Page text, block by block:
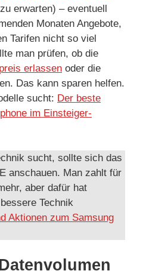
erwarten) – eventuell
Monaten Angebote,
Tarifen nicht so viel
man prüfen, ob die
erlassen oder die
Das kann sparen helfen.
sucht: Der beste
im Einsteiger-
sucht, sollte sich das
anschauen. Man zahlt für
aber dafür hat
Technik
Aktionen zum Samsung